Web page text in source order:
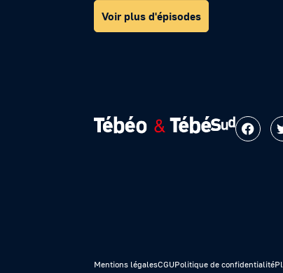
Voir plus d'épisodes
Mentions légalesCGUPolitique de confidentialité